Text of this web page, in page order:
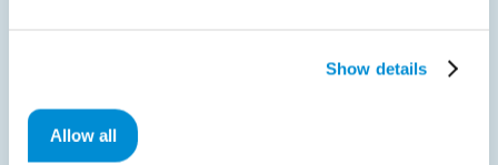
Show details
Allow all50% Reduzierung
der Bearbeitungszeit für Lieferscheine